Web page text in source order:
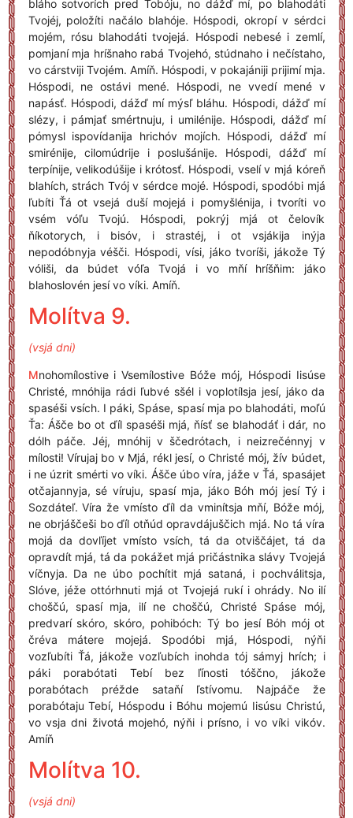
bláho sotvorích pred Tobóju, no dážď mí, po blahodáti
Tvojéj, položíti načálo blahóje. Hóspodi, okropí v sérdci
mojém, rósu blahodáti tvojejá. Hóspodi nebesé i zemlí,
pomjaní mja hríšnaho rabá Tvojehó, stúdnaho i nečístaho,
vo cárstviji Tvojém. Amíň. Hóspodi, v pokajániji prijimí mja.
Hóspodi, ne ostávi mené. Hóspodi, ne vvedí mené v
napásť. Hóspodi, dážď mí mýsľ bláhu. Hóspodi, dážď mí
slézy, i pámjať smértnuju, i umilénije. Hóspodi, dážď mí
pómysl ispovídanija hrichóv mojích. Hóspodi, dážď mí
smirénije, cilomúdrije i poslušánije. Hóspodi, dážď mí
terpínije, velikodúšije i krótosť. Hóspodi, vselí v mjá kóreň
blahích, strách Tvój v sérdce mojé. Hóspodi, spodóbi mjá
ľubíti Ťá ot vsejá duší mojejá i pomyšlénija, i tvoríti vo
vsém vóľu Tvojú. Hóspodi, pokrýj mjá ot čelovík
ňíkotorych, i bisóv, i strastéj, i ot vsjákija inýja
nepodóbnyja véšči. Hóspodi, vísi, jáko tvoríši, jákože Tý
vóliši, da búdet vóľa Tvojá i vo mňí hríšňim: jáko
blahoslovén jesí vo víki. Amíň.
Molítva 9.
(vsjá dni)
Mnohomílostive i Vsemílostive Bóže mój, Hóspodi Iisúse
Christé, mnóhija rádi ľubvé sšél i voplotílsja jesí, jáko da
spaséši vsích. I páki, Spáse, spasí mja po blahodáti, moľú
Ťa: Ášče bo ot ďíl spaséši mjá, ňísť se blahodáť i dár, no
dólh páče. Jéj, mnóhij v ščedrótach, i neizrečénnyj v
mílosti! Vírujaj bo v Mjá, rékl jesí, o Christé mój, žív búdet,
i ne úzrit smérti vo víki. Ášče úbo víra, jáže v Ťá, spasájet
otčajannyja, sé víruju, spasí mja, jáko Bóh mój jesí Tý i
Sozdáteľ. Víra že vmísto ďíl da vminítsja mňí, Bóže mój,
ne obrjáščeši bo ďíl otňúd opravdájuščich mjá. No tá víra
mojá da dovľíjet vmísto vsích, tá da otviščájet, tá da
opravdít mjá, tá da pokážet mjá pričástnika slávy Tvojejá
víčnyja. Da ne úbo pochítit mjá sataná, i pochválitsja,
Slóve, jéže ottórhnuti mjá ot Tvojejá rukí i ohrády. No ilí
choščú, spasí mja, ilí ne choščú, Christé Spáse mój,
predvarí skóro, skóro, pohibóch: Tý bo jesí Bóh mój ot
čréva mátere mojejá. Spodóbi mjá, Hóspodi, nýňi
vozľubíti Ťá, jákože vozľubích inohda tój sámyj hrích; i
páki porabótati Tebí bez ľínosti tóščno, jákože
porabótach préžde sataňí ľstívomu. Najpáče že
porabótaju Tebí, Hóspodu i Bóhu mojemú Iisúsu Christú,
vo vsja dni životá mojehó, nýňi i prísno, i vo víki vikóv.
Amíň
Molítva 10.
(vsjá dni)